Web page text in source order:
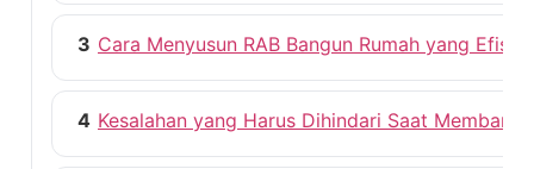
3 Cara Menyusun RAB Bangun Rumah yang Efisien
4 Kesalahan yang Harus Dihindari Saat